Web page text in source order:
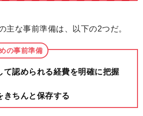
主な事前準備は、以下の2つだ。
の事前準備
て認められる経費を明確に把握
きちんと保存する